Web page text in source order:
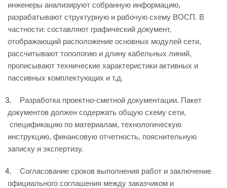
инженеры анализируют собранную информацию,
разрабатывают структурную и рабочую схему ВОСП. В
частности: составляют графический документ,
отображающий расположение основных модулей сети,
рассчитывают топологию и длину кабельных линий,
прописывают технические характеристики активных и
пассивных комплектующих и т.д.
Разработка проектно-сметной документации. Пакет
документов должен содержать общую схему сети,
спецификацию по материалам, технологическую
инструкцию, финансовую отчетность, пояснительную
записку и экспертизу.
Согласование сроков выполнения работ и заключение
официального соглашения между заказчиком и